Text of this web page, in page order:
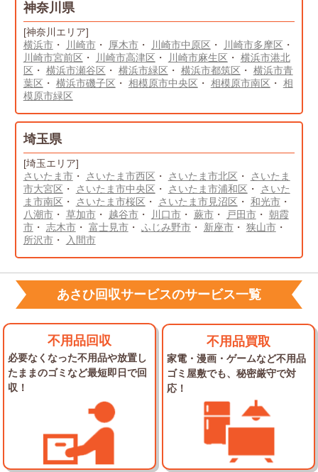
神奈川県
[神奈川エリア]
横浜市・ 川崎市・ 厚木市・ 川崎市中原区 ・ 川崎市多摩区 ・
川崎市宮前区 ・ 川崎市高津区 ・ 川崎市麻生区 ・ 横浜市港北
区 ・ 横浜市瀬谷区 ・ 横浜市緑区 ・ 横浜市都筑区 ・ 横浜市青
葉区 ・ 横浜市磯子区 ・ 相模原市中央区 ・ 相模原市南区 ・ 相
模原市緑区
埼玉県
[埼玉エリア]
さいたま市・ さいたま市西区 ・ さいたま市北区 ・
さいたま
市大宮区 ・ さいたま市中央区 ・ さいたま市浦和区 ・
さいた
ま市南区 ・ さいたま市桜区 ・ さいたま市見沼区 ・ 和光市・
八潮市・ 草加市・ 越谷市・ 川口市・ 蕨市・ 戸田市・ 朝霞
市・ 志木市・ 富士見市・ ふじみ野市・ 新座市・ 狭山市・
所沢市・ 入間市
あさひ回収サービスのサービス一覧
不用品回収
必要なくなった不用品や放置し
た ままのゴミなど最短即日で回
収！
不用品買取
家電・漫画・ゲームなど不用品
ゴミ屋敷でも、秘密厳守で対
応！